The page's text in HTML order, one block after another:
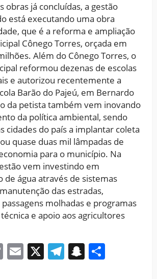
obras já concluídas, a gestão
está executando uma obra
que é a reforma e ampliação
Cônego Torres, orçada em
Além do Cônego Torres, o
reformou dezenas de escolas
e autorizou recentemente a
Barão do Pajeú, em Bernardo
da petista também vem inovando
da política ambiental, sendo
cidades do país a implantar coleta
quase duas mil lâmpadas de
para o município. Na
vem investindo em
de água através de sistemas
das estradas,
molhadas e programas
e apoio aos agricultores
CopyEmail
X Telegram
Snapchat